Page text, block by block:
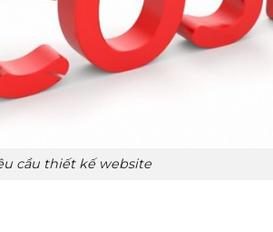
cầu thiết kế website